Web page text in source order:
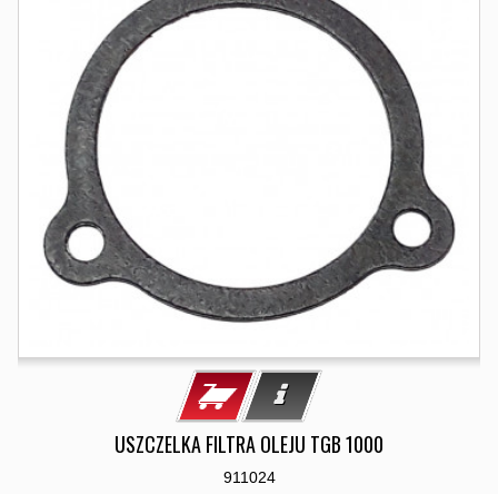
USZCZELKA FILTRA OLEJU TGB 1000
911024